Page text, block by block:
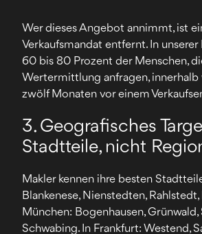
Wer dieses Angebot annimmt, ist
Verkaufsmandat entfernt. In
60 bis 80 Prozent der Menschen,
Wertermittlung anfragen, innerhalb
zwölf Monaten vor einem
3. Geografisches
Stadtteile, nicht
Makler kennen ihre besten
Blankenese, Nienstedten,
München: Bogenhausen, Grünwald,
Schwabing. In Frankfurt: Westend,